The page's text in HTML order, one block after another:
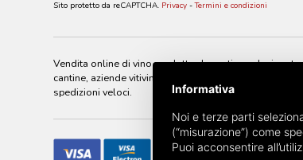
Sito protetto da reCAPTCHA. Privacy -Termini e condizioni
Vendita online di vino prodotto da cantine
cantine, aziende vitivinicole di tutto il mondo.
spedizioni veloci.
Informativa
Noi e terze parti
(“misurazione”) come
Puoi acconsentire